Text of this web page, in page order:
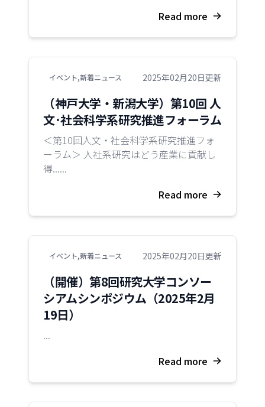
Read more
イベント,新着ニュース 2025年02月20日更新
（神戸大学・新潟大学）第10回 人
文･社会科学系研究推進フォーラム
＜第10回人文・社会科学系研究推進フォ
ーラム＞ 人社系研究はどう産業に貢献し
得......
Read more
イベント,新着ニュース 2025年02月20日更新
（開催）第8回研究大学コンソー
シアムシンポジウム（2025年2月
19日）
...
Read more